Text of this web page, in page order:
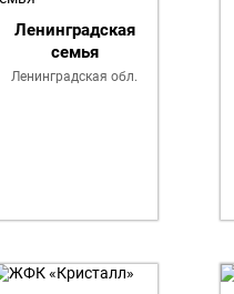
Ленинградская
семья
Ленинградская обл.